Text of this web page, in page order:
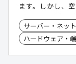
ます。しかし、
どにより、対応
ん。シュナイダ
ムソリューショ
サーバー・ネッ
ハードウェア・